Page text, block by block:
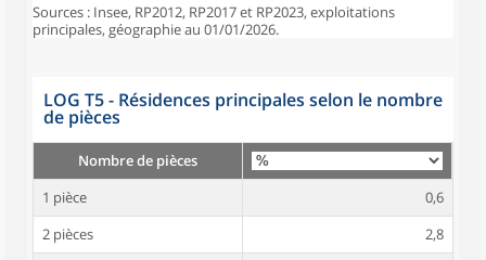
Sources : Insee, RP2012, RP2017 et RP2023, exploitations
principales, géographie au 01/01/2026.
LOG T5 - Résidences principales selon le nombre
de pièces
Nombre de pièces
1 pièce
0,6
2 pièces
2,8